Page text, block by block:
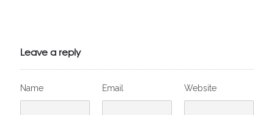
Leave a reply
Name Email Website